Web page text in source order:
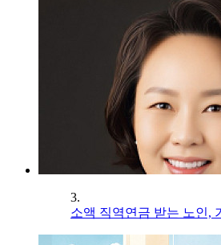
3.
소액 직역연금 받는 노인,